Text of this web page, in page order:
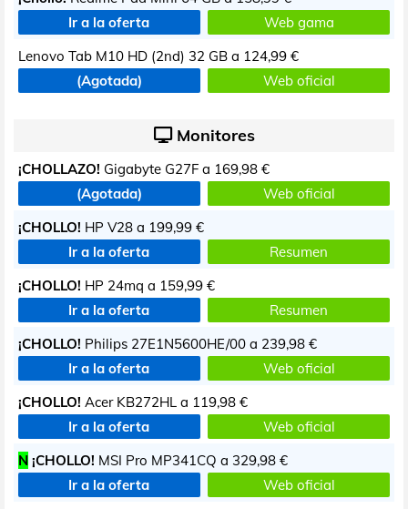
Ir a la oferta
Web gama
Lenovo Tab M10 HD (2nd) 32 GB a 124,99 €
(Agotada)
Web oficial
Monitores
¡CHOLLAZO! Gigabyte G27F a 169,98 €
(Agotada)
Web oficial
¡CHOLLO! HP V28 a 199,99 €
Ir a la oferta
Resumen
¡CHOLLO! HP 24mq a 159,99 €
Ir a la oferta
Resumen
¡CHOLLO! Philips 27E1N5600HE/00 a 239,98 €
Ir a la oferta
Web oficial
¡CHOLLO! Acer KB272HL a 119,98 €
Ir a la oferta
Web oficial
N ¡CHOLLO! MSI Pro MP341CQ a 329,98 €
Ir a la oferta
Web oficial